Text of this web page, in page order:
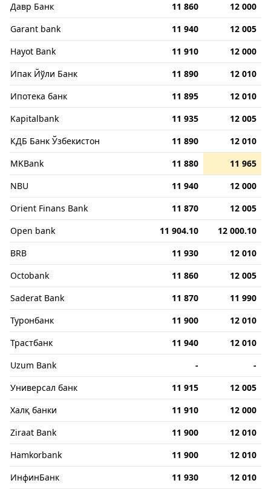
Давр Банк
11 860
12 000
Garant bank
11 940
12 005
Hayot Bank
11 910
12 000
Ипак Йўли Банк
11 890
12 010
Ипотека банк
11 895
12 010
Kapitalbank
11 935
12 005
КДБ Банк Ўзбекистон
11 890
12 010
MKBank
11 880
11 965
NBU
11 940
12 000
Orient Finans Bank
11 870
12 005
Open bank
11 904.10
12 000.10
BRB
11 930
12 010
Octobank
11 860
12 005
Saderat Bank
11 870
11 990
Туронбанк
11 900
12 010
Трастбанк
11 940
12 010
Uzum Bank
-
-
Универсал банк
11 915
12 005
Халқ банки
11 910
12 000
Ziraat Bank
11 900
12 010
Hamkorbank
11 900
12 010
ИнфинБанк
11 930
12 010